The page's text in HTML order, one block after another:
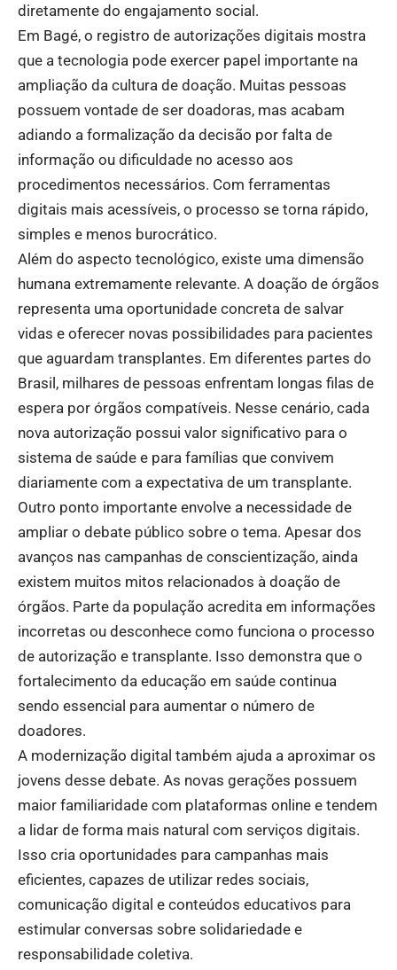
diretamente do engajamento social.
Em Bagé, o registro de autorizações digitais mostra
que a tecnologia pode exercer papel importante na
ampliação da cultura de doação. Muitas pessoas
possuem vontade de ser doadoras, mas acabam
adiando a formalização da decisão por falta de
informação ou dificuldade no acesso aos
procedimentos necessários. Com ferramentas
digitais mais acessíveis, o processo se torna rápido,
simples e menos burocrático.
Além do aspecto tecnológico, existe uma dimensão
humana extremamente relevante. A doação de órgãos
representa uma oportunidade concreta de salvar
vidas e oferecer novas possibilidades para pacientes
que aguardam transplantes. Em diferentes partes do
Brasil, milhares de pessoas enfrentam longas filas de
espera por órgãos compatíveis. Nesse cenário, cada
nova autorização possui valor significativo para o
sistema de saúde e para famílias que convivem
diariamente com a expectativa de um transplante.
Outro ponto importante envolve a necessidade de
ampliar o debate público sobre o tema. Apesar dos
avanços nas campanhas de conscientização, ainda
existem muitos mitos relacionados à doação de
órgãos. Parte da população acredita em informações
incorretas ou desconhece como funciona o processo
de autorização e transplante. Isso demonstra que o
fortalecimento da educação em saúde continua
sendo essencial para aumentar o número de
doadores.
A modernização digital também ajuda a aproximar os
jovens desse debate. As novas gerações possuem
maior familiaridade com plataformas online e tendem
a lidar de forma mais natural com serviços digitais.
Isso cria oportunidades para campanhas mais
eficientes, capazes de utilizar redes sociais,
comunicação digital e conteúdos educativos para
estimular conversas sobre solidariedade e
responsabilidade coletiva.